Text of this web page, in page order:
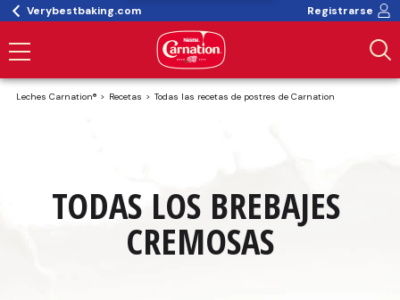
Verybestbaking.com Registrarse
Leches Carnation® Recetas Todas las recetas de postres de Carnation
TODAS LOS BREBAJES
CREMOSAS